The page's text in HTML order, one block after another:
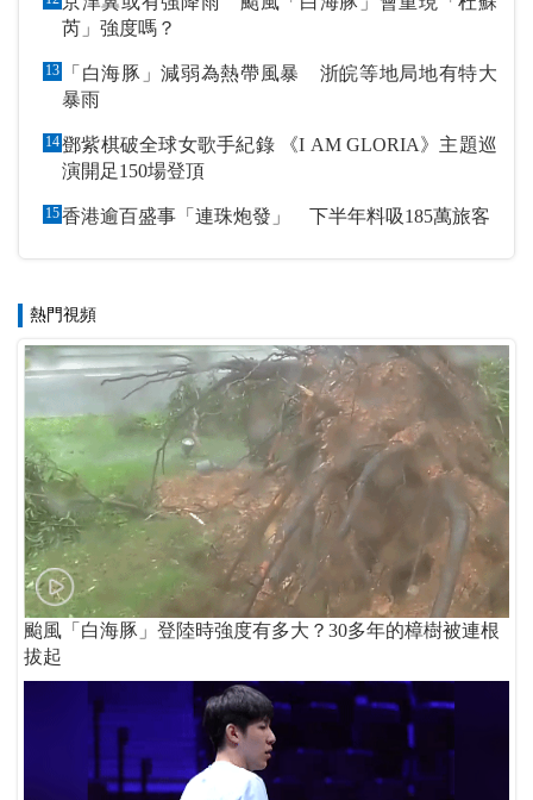
芮」強度嗎？
13
「白海豚」減弱為熱帶風暴 浙皖等地局地有特大
暴雨
14鄧紫棋破全球女歌手紀錄 《I AM GLORIA》主題巡
演開足150場登頂
15香港逾百盛事「連珠炮發」 下半年料吸185萬旅客
熱門視頻
颱風「白海豚」登陸時強度有多大？30多年的樟樹被連根
拔起